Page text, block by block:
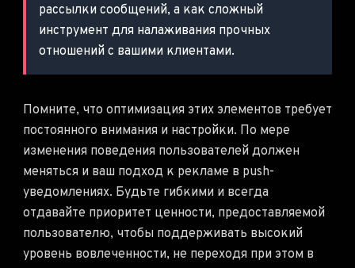
рассылки сообщений, а как сложный
инструмент для налаживания прочных
отношений с вашими клиентами.
Помните, что оптимизация этих элементов требует
постоянного внимания и настройки. По мере
изменения поведения пользователей должен
меняться и ваш подход к рекламе в push-
уведомлениях. Будьте гибкими и всегда
отдавайте приоритет ценности, предоставляемой
пользователю, чтобы поддерживать высокий
уровень вовлеченности, не переходя при этом в